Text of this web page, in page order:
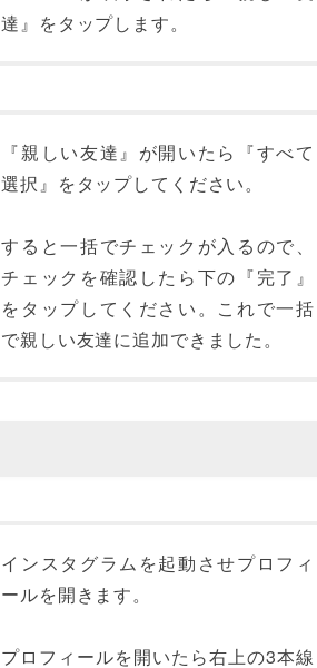
達』をタップします。
『親しい友達』が開いたら『すべて
選択』をタップしてください。
すると一括でチェックが入るので、
チェックを確認したら下の『完了』
をタップしてください。これで一括
で親しい友達に追加できました。
インスタグラムを起動させプロフィ
ールを開きます。
プロフィールを開いたら右上の3本線